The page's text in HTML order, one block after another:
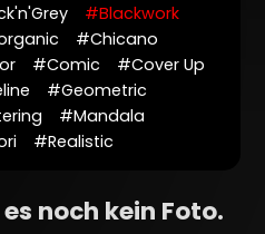
#Blackwork
#Chicano
#Comic
#Cover Up
#Geometric
#Mandala
#Realistic
noch kein Foto.